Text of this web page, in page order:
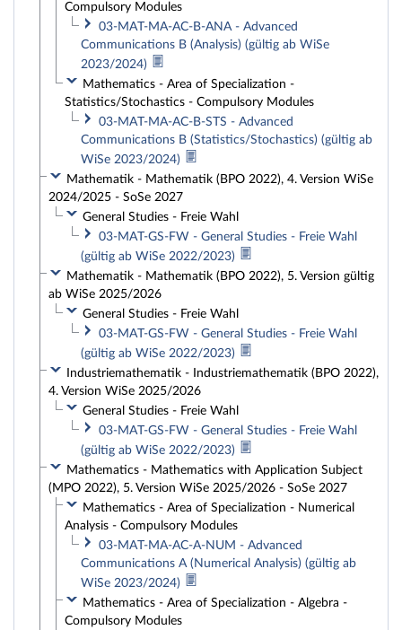
Compulsory Modules
03-MAT-MA-AC-B-ANA - Advanced
Communications B (Analysis) (gültig ab WiSe
2023/2024)
Mathematics - Area of Specialization -
Statistics/Stochastics - Compulsory Modules
03-MAT-MA-AC-B-STS - Advanced
Communications B (Statistics/Stochastics) (gültig ab
WiSe 2023/2024)
Mathematik - Mathematik (BPO 2022), 4. Version WiSe
2024/2025 - SoSe 2027
General Studies - Freie Wahl
03-MAT-GS-FW - General Studies - Freie Wahl
(gültig ab WiSe 2022/2023)
Mathematik - Mathematik (BPO 2022), 5. Version gültig
ab WiSe 2025/2026
General Studies - Freie Wahl
03-MAT-GS-FW - General Studies - Freie Wahl
(gültig ab WiSe 2022/2023)
Industriemathematik - Industriemathematik (BPO 2022),
4. Version WiSe 2025/2026
General Studies - Freie Wahl
03-MAT-GS-FW - General Studies - Freie Wahl
(gültig ab WiSe 2022/2023)
Mathematics - Mathematics with Application Subject
(MPO 2022), 5. Version WiSe 2025/2026 - SoSe 2027
Mathematics - Area of Specialization - Numerical
Analysis - Compulsory Modules
03-MAT-MA-AC-A-NUM - Advanced
Communications A (Numerical Analysis) (gültig ab
WiSe 2023/2024)
Mathematics - Area of Specialization - Algebra -
Compulsory Modules